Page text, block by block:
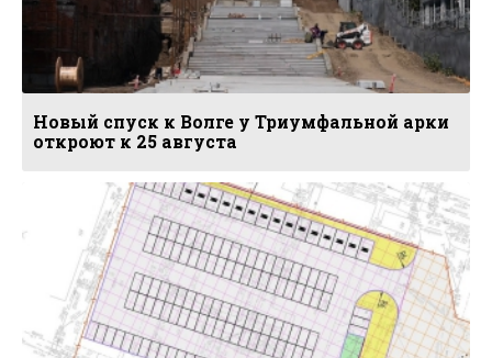
Новый спуск к Волге у Триумфальной арки
откроют к 25 августа